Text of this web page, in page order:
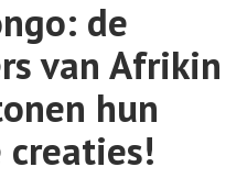
de
van Afrikin
hun